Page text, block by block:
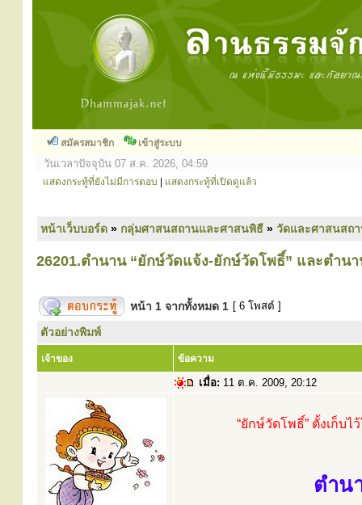
สมัครสมาชิก เข้าสู่ระบบ
วันเวลาปัจจุบัน 07 ส.ค. 2026, 04:59
แสดงกระทู้ที่ยังไม่มีการตอบ แสดงกระทู้ที่เปิดดูแล้ว
หน้าเว็บบอร์ด » กลุ่มศาสนสถานและศาสนพิธี » วัดและศาสนสถ
26201.ตำนาน “ยักษ์วัดแจ้ง-ยักษ์วัดโพธิ์” และตำนา
หน้า 1 จากทั้งหมด 1 [ 6 โพสต์ ]
ตัวอย่างพิมพ์
เจ้าของ ข้อความ
เมื่อ: 11 ต.ค. 2009, 20:12
“ยักษ์วัดโพธิ์” ตั้งเก็บ
ตำน